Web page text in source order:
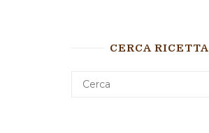
CERCA RICETTA